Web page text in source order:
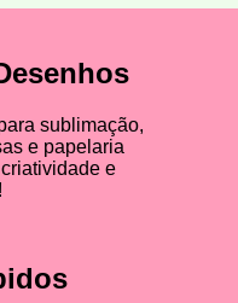
sublimação,
e papelaria
e